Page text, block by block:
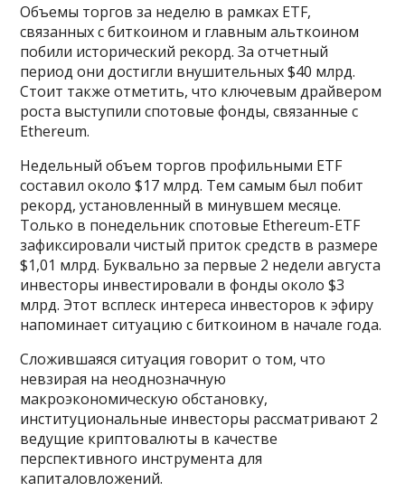
Объемы торгов за неделю в рамках ETF,
связанных с биткоином и главным альткоином
побили исторический рекорд. За отчетный
период они достигли внушительных $40 млрд.
Стоит также отметить, что ключевым драйвером
роста выступили спотовые фонды, связанные с
Ethereum.
Недельный объем торгов профильными ETF
составил около $17 млрд. Тем самым был побит
рекорд, установленный в минувшем месяце.
Только в понедельник спотовые Ethereum-ETF
зафиксировали чистый приток средств в размере
$1,01 млрд. Буквально за первые 2 недели августа
инвесторы инвестировали в фонды около $3
млрд. Этот всплеск интереса инвесторов к эфиру
напоминает ситуацию с биткоином в начале года.
Сложившаяся ситуация говорит о том, что
невзирая на неоднозначную
макроэкономическую обстановку,
институциональные инвесторы рассматривают 2
ведущие криптовалюты в качестве
перспективного инструмента для
капиталовложений.